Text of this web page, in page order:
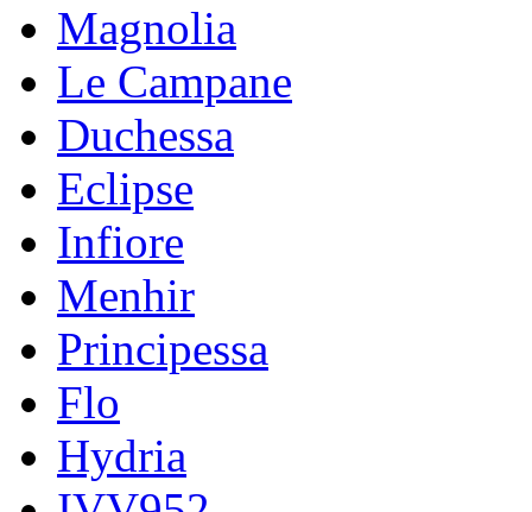
Magnolia
Le Campane
Duchessa
Eclipse
Infiore
Menhir
Principessa
Flo
Hydria